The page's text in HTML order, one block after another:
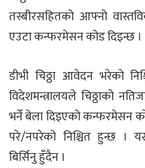
तस्बीरसहितको आफ्नो
एउटा कन्फरमेसन कोड दिइन्छ ।
डीभी चिठ्ठा आवेदन भरेको
विदेशमन्त्रालयले चिठ्ठाको
भर्ने बेला दिइएको कन्फरमेसन
परे/नपरेको निश्चित हुन्छ
बिर्सिनु हुँदैन ।